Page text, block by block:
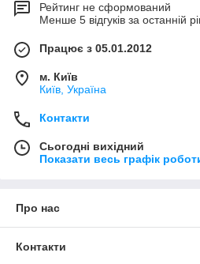
Рейтинг не сформований
Менше 5 відгуків за останній
Працює з 05.01.2012
м. Київ
Київ, Україна
Контакти
Сьогодні вихідний
Показати весь графік
Про нас
Контакти